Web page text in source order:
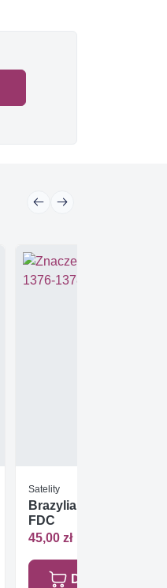
Satelity
Brazylia 1973 Mi 1376-
FDC
45,00 zł
Dodaj do